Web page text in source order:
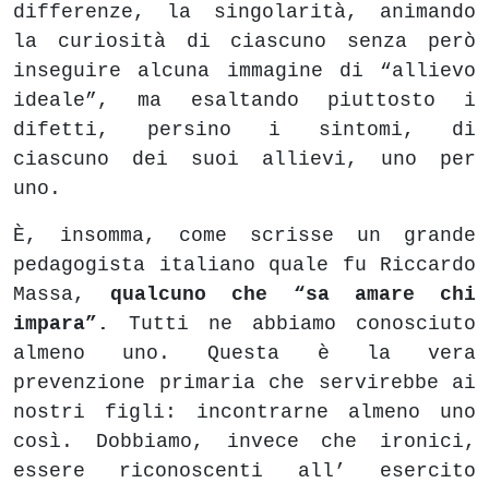
differenze, la singolarità, animando
la curiosità di ciascuno senza però
inseguire alcuna immagine di “allievo
ideale”, ma esaltando piuttosto i
difetti, persino i sintomi, di
ciascuno dei suoi allievi, uno per
uno.
È, insomma, come scrisse un grande
pedagogista italiano quale fu Riccardo
Massa,qualcuno che “sa amare chi
impara”. Tutti ne abbiamo conosciuto
almeno uno. Questa è la vera
prevenzione primaria che servirebbe ai
nostri figli: incontrarne almeno uno
così. Dobbiamo, invece che ironici,
essere riconoscenti all’ esercito